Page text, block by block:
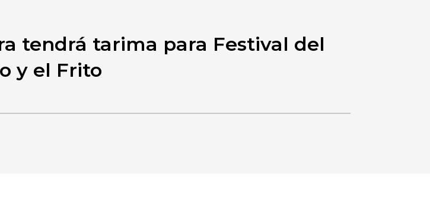
tendrá tarima para Festival del
y el Frito